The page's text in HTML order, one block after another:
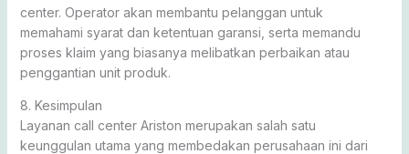
center. Operator akan membantu pelanggan untuk
memahami syarat dan ketentuan garansi, serta memandu
proses klaim yang biasanya melibatkan perbaikan atau
penggantian unit produk.
8. Kesimpulan
Layanan call center Ariston merupakan salah satu
keunggulan utama yang membedakan perusahaan ini dari